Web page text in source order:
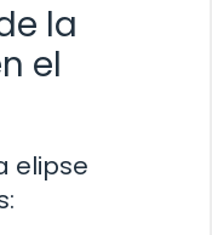
la
el
elipse